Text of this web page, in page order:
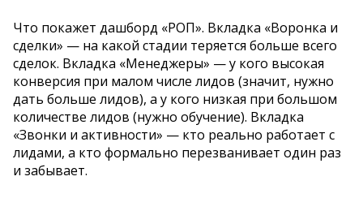
Что покажет дашборд «РОП». Вкладка «Воронка и
сделки» — на какой стадии теряется больше всего
сделок. Вкладка «Менеджеры» — у кого высокая
конверсия при малом числе лидов (значит, нужно
дать больше лидов), а у кого низкая при большом
количестве лидов (нужно обучение). Вкладка
«Звонки и активности» — кто реально работает с
лидами, а кто формально перезванивает один раз
и забывает.